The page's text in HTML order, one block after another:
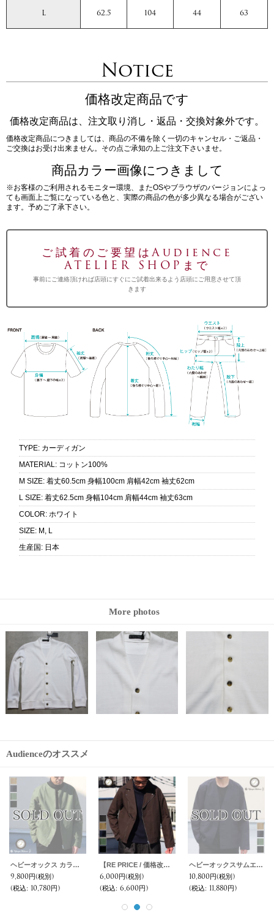
L 62.5 104 44 63
Notice
価格改定商品です
価格改定商品は、注文取り消し・返品・交換対象外です。
価格改定商品につきましては、商品の不備を除く一切のキャンセル・ご返品・
ご交換はお受け出来ません。その点ご承知の上ご注文下さいませ。
商品カラー画像につきまして
※お客様のご利用されるモニター環境、またOSやブラウザのバージョンによっ
ても画面上ご覧になっている色と、実際の商品の色が多少異なる場合がござい
ます。予めご了承下さい。
ご試着のご要望はAudience
ATELIER SHOPまで
事前にご連絡頂ければ店頭にすぐにご試着出来るよう店頭にご用意させて頂
きます
TYPE: カーディガン
MATERIAL: コットン100%
M SIZE: 着丈60.5cm 身幅100cm 肩幅42cm 袖丈62cm
L SIZE: 着丈62.5cm 身幅104cm 肩幅44cm 袖丈63cm
COLOR: ホワイト
SIZE: M, L
生産国 : 日本
More photos
Audienceのオススメ
2,000円(税別)
(税込:2,200円)
2,000円(税別)
(税込:2,200円)
17,800円(税別)
(税込:19,580円)